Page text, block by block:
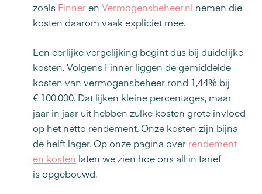
zoals Finneren Vermogensbeheer.nl nemen die
kosten daarom vaak expliciet mee.
Een eerlijke vergelijking begint dus bij duidelijke
kosten. Volgens Finner liggen de gemiddelde
kosten van vermogensbeheer rond 1,44% bij
€ 100.000. Dat lijken kleine percentages, maar
jaar in jaar uit hebben zulke kosten grote invloed
op het netto rendement. Onze kosten zijn bijna
de helft lager. Op onze pagina over rendement
en kosten laten we zien hoe ons all in tarief
is opgebouwd.